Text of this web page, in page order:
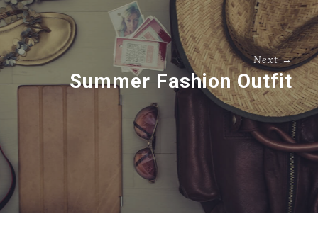
Next →
Summer Fashion Outfit